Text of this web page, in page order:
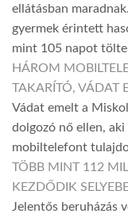
ellátásban
gyermek érintett
mint 105 napot
HÁROM
TAKARÍTÓ, VÁDAT
Vádat emelt a
dolgozó nő ellen,
mobiltelefont
TÖBB MINT 112
KEZDŐDIK
Jelentős beruházás